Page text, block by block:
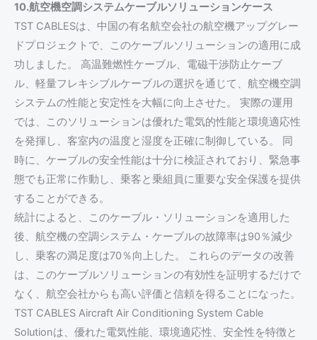
10.航空機空調システムケーブルソリューションケース
TST CABLESは、中国の有名航空会社の航空機アップグレー
ドプロジェクトで、このケーブルソリューションの適用に成
功しました。 高温難燃性ケーブル、電磁干渉防止ケーブ
ル、軽量フレキシブルケーブルの選択を通じて、航空機空調
システムの性能と安定性を大幅に向上させた。 実際の運用
では、このソリューションは優れた電気的性能と環境適応性
を発揮し、客室内の温度と湿度を正確に制御している。 同
時に、ケーブルの安全性能は十分に検証されており、緊急事
態でも正常に作動し、乗客と乗組員に重要な安全保護を提供
することができる。
統計によると、このケーブル・ソリューションを適用した
後、航空機の空調システム・ケーブルの故障率は90％減少
し、乗客の満足度は70％向上した。 これらのデータの改善
は、このケーブルソリューションの有効性を証明するだけで
なく、航空会社からも高い評価と信頼を得ることになった。
TST CABLES Aircraft Air Conditioning System Cable
Solutionは、優れた電気性能、環境適応性、安全性を特徴と